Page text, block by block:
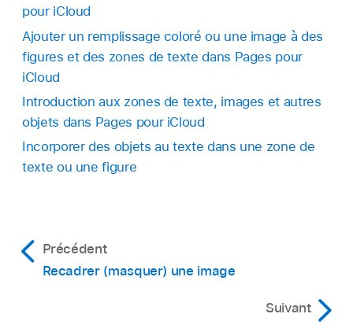
pour iCloud
Ajouter un remplissage coloré ou une image à des
figures et des zones de texte dans Pages pour
iCloud
Introduction aux zones de texte, images et autres
objets dans Pages pour iCloud
Incorporer des objets au texte dans une zone de
texte ou une figure
Précédent
Recadrer (masquer) une image
Suivant